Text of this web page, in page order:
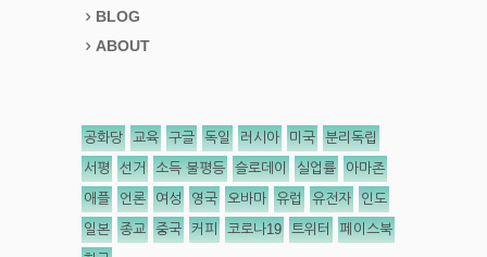
BLOG
ABOUT
공화당 교육 구글 독일 러시아 미국 분리독립
서평 선거 소득 불평등 슬로데이 실업률 아마존
애플 언론 여성 영국 오바마 유럽 유전자 인도
일본 종교 중국 커피 코로나19 트위터 페이스북